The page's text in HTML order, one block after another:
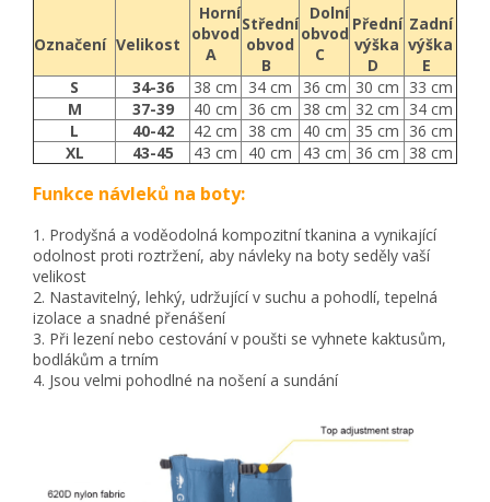
Označení Velikost
Horní
obvod
A
Střední
obvod
B
Dolní
obvod
C
Přední
výška
D
Zadní
výška
E
S
34-36 38 cm 34 cm 36 cm 30 cm 33 cm
M
37-39 40 cm 36 cm 38 cm 32 cm 34 cm
L
40-42 42 cm 38 cm 40 cm 35 cm 36 cm
XL
43-45 43 cm 40 cm 43 cm 36 cm 38 cm
Funkce návleků na boty:
1. Prodyšná a voděodolná kompozitní tkanina a vynikající
odolnost proti roztržení, aby návleky na boty seděly vaší
velikost
2. Nastavitelný, lehký, udržující v suchu a pohodlí, tepelná
izolace a snadné přenášení
3. Při lezení nebo cestování v poušti se vyhnete kaktusům,
bodlákům a trním
4. Jsou velmi pohodlné na nošení a sundání